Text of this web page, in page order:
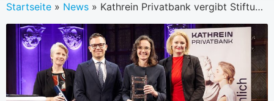
Startseite » News » Kathrein Privatbank vergibt Stiftungspreis 2025